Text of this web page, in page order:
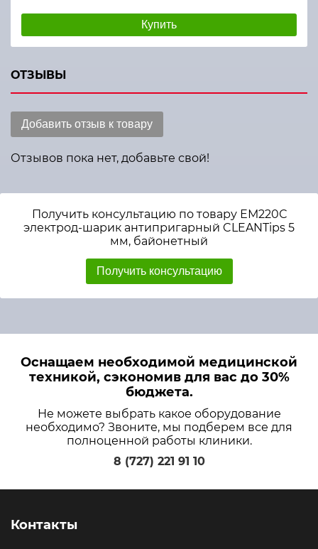
Купить
ОТЗЫВЫ
Добавить отзыв к товару
Отзывов пока нет, добавьте свой!
Получить консультацию по товару ЕМ220С
электрод-шарик антипригарный CLEANTips 5
мм, байонетный
Получить консультацию
Оснащаем необходимой медицинской
техникой, сэкономив для вас до 30%
бюджета.
Не можете выбрать какое оборудование
необходимо? Звоните, мы подберем все для
полноценной работы клиники.
8 (727) 221 91 10
Контакты